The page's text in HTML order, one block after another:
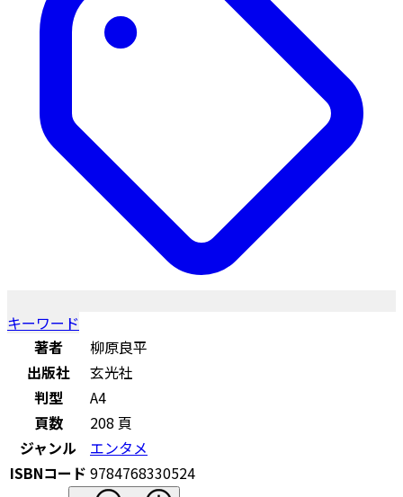
キーワード
著者
柳原良平
出版社
玄光社
判型
A4
頁数
208 頁
ジャンル
エンタメ
ISBNコード 9784768330524